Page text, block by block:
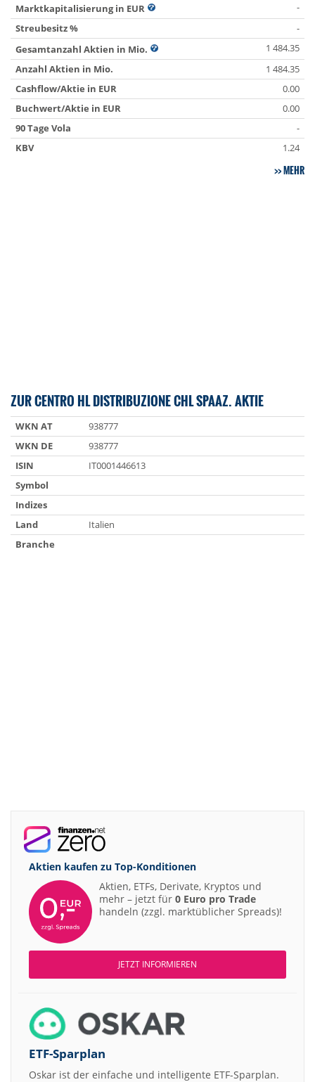
Marktkapitalisierung in EUR
-
Streubesitz %
-
Gesamtanzahl Aktien in Mio.
1 484.35
Anzahl Aktien in Mio.
1 484.35
Cashflow/Aktie in EUR
0.00
Buchwert/Aktie in EUR
0.00
90 Tage Vola
-
KBV
1.24
MEHR
ZUR CENTRO HL DISTRIBUZIONE CHL SPAAZ. AKTIE
WKN AT
938777
WKN DE
938777
ISIN
IT0001446613
Symbol
Indizes
Land
Italien
Branche
Aktien kaufen zu Top-Konditionen
Aktien, ETFs, Derivate, Kryptos und
mehr – jetzt für 0 Euro pro Trade
handeln (zzgl. marktüblicher Spreads)!
JETZT INFORMIEREN
ETF-Sparplan
Oskar ist der einfache und intelligente ETF-Sparplan.